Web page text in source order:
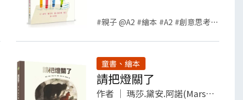
#親子 @A2 #繪本 #A2 #創意思考 #親子
童書、繪本
請把燈關了
作者 ｜ 瑪莎.黛安.阿諾(Marsha Diane Arnold)著 , 蘇珊.瑞根(Susan Reagan)繪 , 蔡祐庭譯